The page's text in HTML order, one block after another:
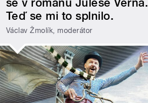
se v románu Julese Verna.
Teď se mi to splnilo.
Václav Žmolík, moderátor